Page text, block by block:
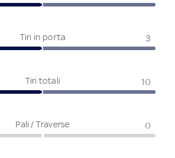
Tiri in porta 3
Tiri totali 10
Pali / Traverse 0